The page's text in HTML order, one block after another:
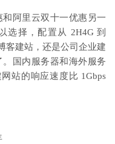
阿里云双十一优惠另一
选择，配置从 2H4G到
客建站，还是公司企业建
国内服务器和海外服务
站的响应速度比 1Gbps